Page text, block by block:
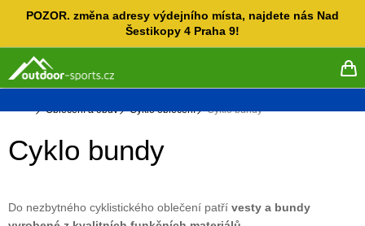
POZOR. změna adresy výdejního místa, najdete nás Nad
Šestikopy 4 Praha 9!
Domů
Oblečení a obuv Cyklo oblečení Cyklo bundy
Cyklo bundy
Do nezbytného cyklistického oblečení patří vesty a bundy